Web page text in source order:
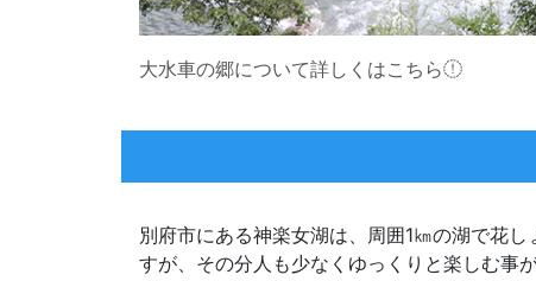
大水車の郷について詳しくはこちら
別府市にある神楽女湖は、周囲1㎞の湖で花
すが、その分人も少なくゆっくりと楽しむ事